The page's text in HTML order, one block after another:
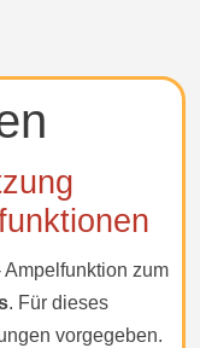
zum
. Für dieses
vorgegeben.